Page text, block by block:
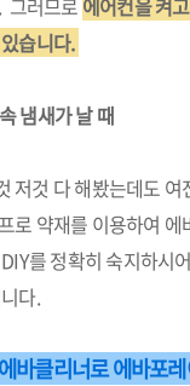
그러므로 에어컨을 켜
습니다.
냄새가 날 때
저것 다 해봤는데도
로 약재를 이용하여
를 정확히 숙지하
다.
에바클리너로 에바포